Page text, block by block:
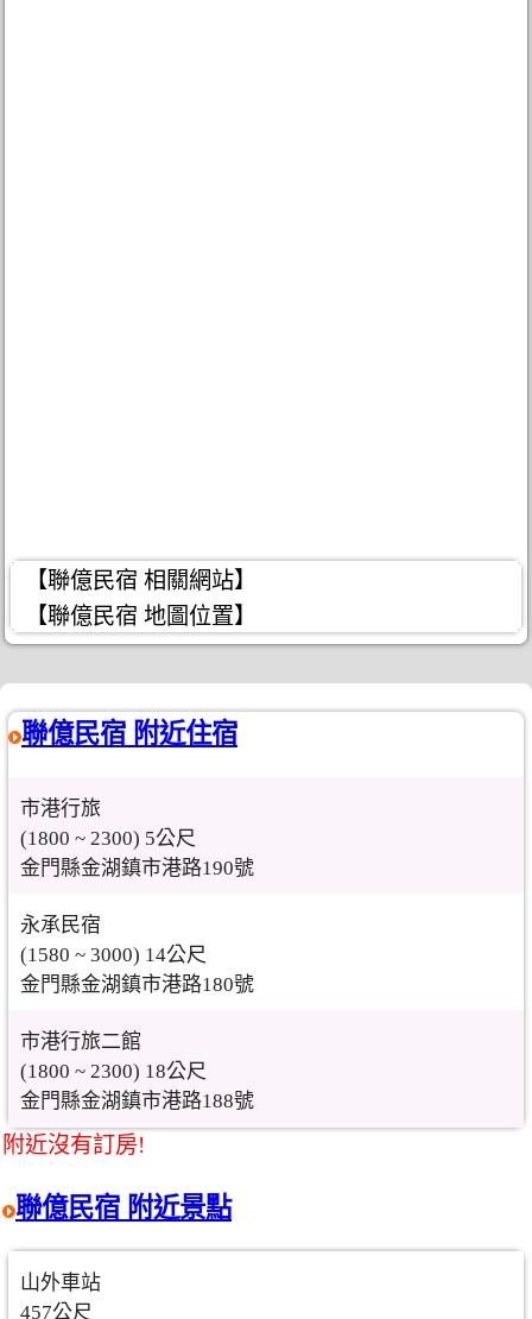
【聯億民宿 相關網站】
【聯億民宿 地圖位置】
聯億民宿 附近住宿
市港行旅
(1800 ~ 2300) 5公尺
金門縣金湖鎮市港路190號
永承民宿
(1580 ~ 3000) 14公尺
金門縣金湖鎮市港路180號
市港行旅二館
(1800 ~ 2300) 18公尺
金門縣金湖鎮市港路188號
附近沒有訂房!
聯億民宿 附近景點
山外車站
457公尺